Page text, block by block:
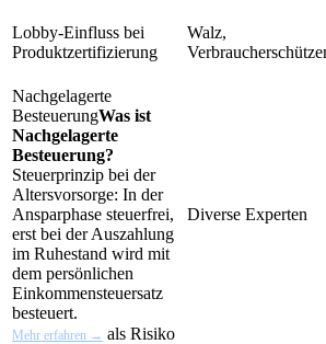
Lobby-Einfluss bei
Produktzertifizierung
Walz,
Nachgelagerte
BesteuerungWas ist
Nachgelagerte
Besteuerung?
Steuerprinzip bei der
Altersvorsorge: In der
Ansparphase steuerfrei,
erst bei der Auszahlung
im Ruhestand wird mit
dem persönlichen
Einkommensteuersatz
besteuert.
Mehr erfahren → als Risiko
Diverse Experten